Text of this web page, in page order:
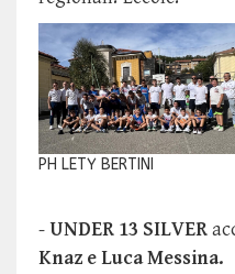
PH LETY BERTINI
-UNDER 13 SILVER
Knaz e Luca Messina.